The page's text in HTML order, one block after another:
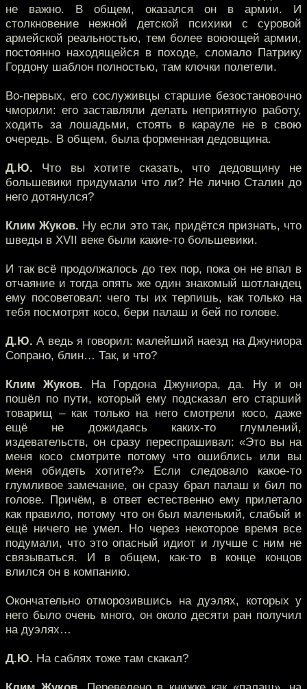
не важно. В общем, оказался он в армии. И
столкновение нежной детской психики с суровой
армейской реальностью, тем более воюющей армии,
постоянно находящейся в походе, сломало Патрику
Гордону шаблон полностью, там клочки полетели.
Во-первых, его сослуживцы старшие безостановочно
чморили: его заставляли делать неприятную работу,
ходить за лошадьми, стоять в карауле не в свою
очередь. В общем, была форменная дедовщина.
Д.Ю. Что вы хотите сказать, что дедовщину не
большевики придумали что ли? Не лично Сталин до
него дотянулся?
Клим Жуков. Ну если это так, придётся признать, что
шведы в XVII веке были какие-то большевики.
И так всё продолжалось до тех пор, пока он не впал в
отчаяние и тогда опять же один знакомый шотландец
ему посоветовал: чего ты их терпишь, как только на
тебя посмотрят косо, бери палаш и бей по голове.
Д.Ю. А ведь я говорил: малейший наезд на Джуниора
Сопрано, блин… Так, и что?
Клим Жуков. На Гордона Джуниора, да. Ну и он
пошёл по пути, который ему подсказал его старший
товарищ – как только на него смотрели косо, даже
ещё не дожидаясь каких-то глумлений,
издевательств, он сразу переспрашивал: «Это вы на
меня косо смотрите потому что ошиблись или вы
меня обидеть хотите?» Если следовало какое-то
глумливое замечание, он сразу брал палаш и бил по
голове. Причём, в ответ естественно ему прилетало
как правило, потому что он был маленький, слабый и
ещё ничего не умел. Но через некоторое время все
подумали, что это опасный идиот и лучше с ним не
связываться. И в общем, как-то в конце концов
влился он в компанию.
Окончательно отморозившись на дуэлях, которых у
него было очень много, он около десяти ран получил
на дуэлях…
Д.Ю. На саблях тоже там скакал?